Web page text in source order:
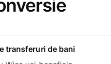
transferuri de bani